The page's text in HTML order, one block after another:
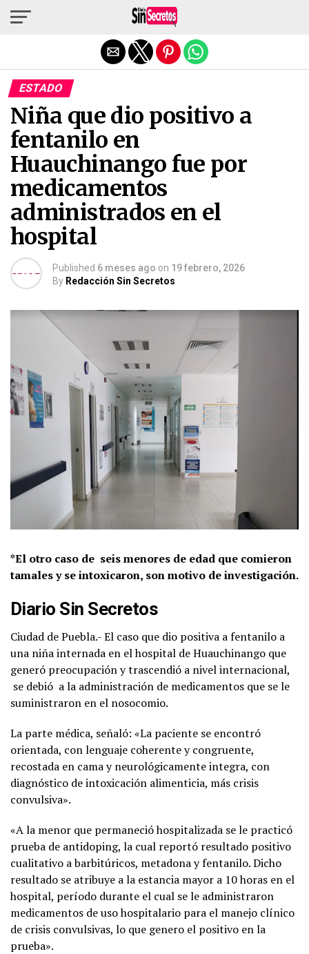
ESTADO
Niña que dio positivo a
fentanilo en
Huauchinango fue por
medicamentos
administrados en el
hospital
Published 6 meses ago on 19 febrero, 2026
By Redacción Sin Secretos
*El otro caso de seis menores de edad que comieron
tamales y se intoxicaron, son motivo de investigación.
Diario Sin Secretos
Ciudad de Puebla.- El caso que dio positiva a fentanilo a
una niña internada en el hospital de Huauchinango que
generó preocupación y trascendió a nivel internacional,
se debió a la administración de medicamentos que se le
suministraron en el nosocomio.
La parte médica, señaló: «La paciente se encontró
orientada, con lenguaje coherente y congruente,
recostada en cama y neurológicamente integra, con
diagnóstico de intoxicación alimenticia, más crisis
convulsiva».
«A la menor que permaneció hospitalizada se le practicó
prueba de antidoping, la cual reportó resultado positivo
cualitativo a barbitúricos, metadona y fentanilo. Dicho
resultado se atribuye a la estancia mayor a 10 horas en el
hospital, período durante el cual se le administraron
medicamentos de uso hospitalario para el manejo clínico
de crisis convulsivas, lo que genero el positivo en la
prueba».
Salir de la versión móvil